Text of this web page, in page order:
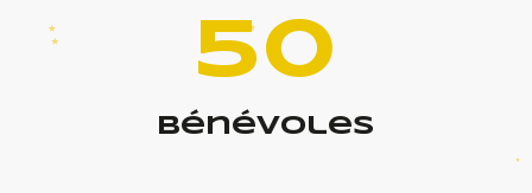
50
bénévoles